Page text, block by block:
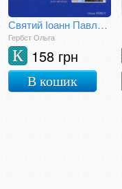
Святий Іоанн Павло ІІ для дітей і молоді
Гербст Ольга
158 грн
К
В кошик